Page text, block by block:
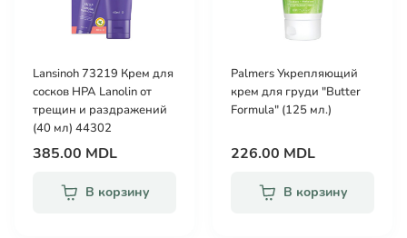
Lansinoh 73219 Крем для
сосков HPA Lanolin от
трещин и раздражений
(40 мл) 44302
385.00 MDL
В корзину
Palmers Укрепляющий
крем для груди "Butter
Formula" (125 мл.)
226.00 MDL
В корзину